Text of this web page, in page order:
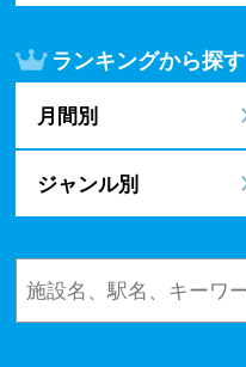
ランキングから探す
月間別
ジャンル別